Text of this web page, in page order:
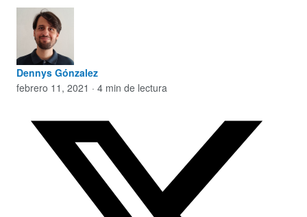
Dennys Gónzalez
febrero 11, 2021 · 4 min de lectura